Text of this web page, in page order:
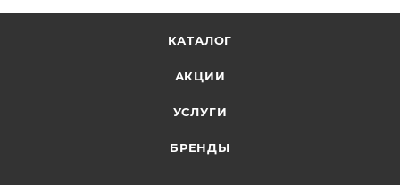
КАТАЛОГ
АКЦИИ
УСЛУГИ
БРЕНДЫ